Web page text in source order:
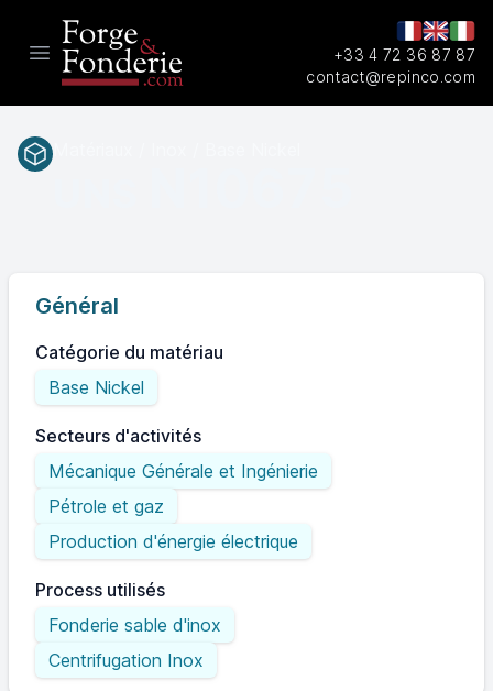
Open main menu
+33 4 72 36 87 87
contact@repinco.com
Général
Catégorie du matériau
Base Nickel
Secteurs d'activités
Mécanique Générale et Ingénierie
Pétrole et gaz
Production d'énergie électrique
Process utilisés
Fonderie sable d'inox
Centrifugation Inox